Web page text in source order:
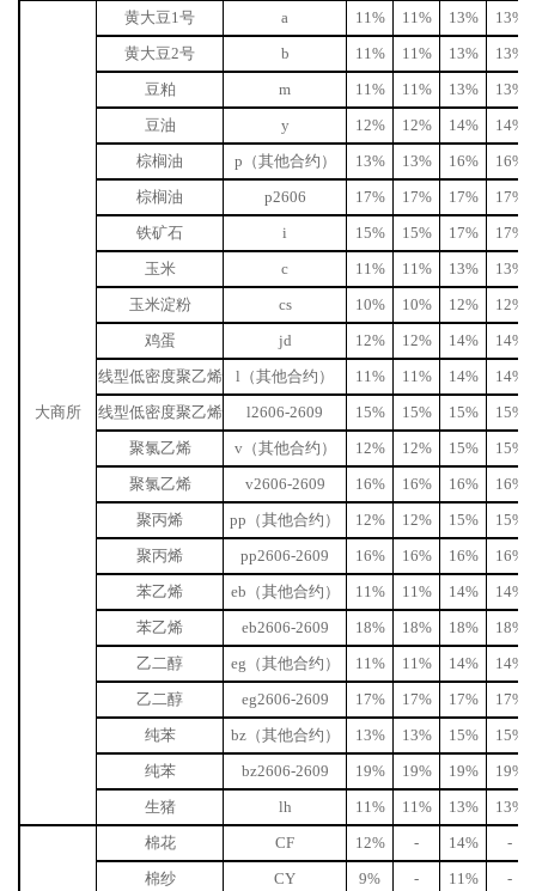
大商所
黄大豆1号 a 11% 11% 13%
13%
黄大豆2号 b 11% 11% 13%
13%
豆粕
m 11% 11% 13%
13%
豆油
y 12% 12% 14%
14%
棕榈油
p（其他合约） 13% 13% 16%
16%
棕榈油
p2606 17% 17% 17%
17%
铁矿石
i 15% 15% 17%
17%
玉米
c 11% 11% 13%
13%
玉米淀粉
cs 10% 10% 12%
12%
鸡蛋
jd 12% 12% 14%
14%
线型低密度聚乙烯
l（其他合约） 11% 11% 14%
14%
线型低密度聚乙烯
l2606-2609 15% 15% 15%
15%
聚氯乙烯
v（其他合约） 12% 12% 15%
15%
聚氯乙烯
v2606-2609 16% 16% 16%
16%
聚丙烯
pp（其他合约） 12% 12% 15%
15%
聚丙烯
pp2606-2609 16% 16% 16%
16%
苯乙烯
eb（其他合约） 11% 11% 14%
14%
苯乙烯
eb2606-2609 18% 18% 18%
18%
乙二醇
eg（其他合约） 11% 11% 14%
14%
乙二醇
eg2606-2609 17% 17% 17%
17%
纯苯
bz（其他合约） 13% 13% 15%
15%
纯苯
bz2606-2609 19% 19% 19%
19%
生猪
lh 11% 11% 13% 13%
棉花 CF 12% - 14%
-
棉纱
CY 9% - 11%
-